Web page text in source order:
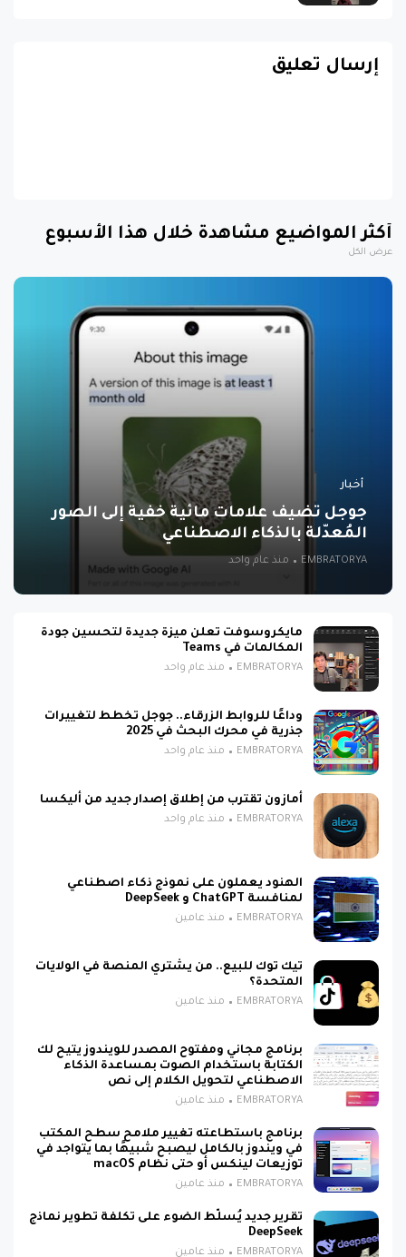
إرسال تعليق
أكثر المواضيع مشاهدة خلال هذا الأسبوع
عرض الكل
أخبار
جوجل تضيف علامات مائية خفية إلى الصور
المُعدّلة بالذكاء الاصطناعي
EMBRATORYA منذ عام واحد
مايكروسوفت تعلن ميزة جديدة لتحسين جودة
المكالمات في Teams
EMBRATORYA منذ عام واحد
وداعًا للروابط الزرقاء.. جوجل تخطط لتغييرات
جذرية في محرك البحث في 2025
EMBRATORYA منذ عام واحد
أمازون تقترب من إطلاق إصدار جديد من أليكسا
EMBRATORYA منذ عام واحد
الهنود يعملون على نموذج ذكاء اصطناعي
لمنافسة ChatGPT و DeepSeek
EMBRATORYA منذ عامين
تيك توك للبيع.. من يشتري المنصة في الولايات
المتحدة؟
EMBRATORYA منذ عامين
برنامج مجاني ومفتوح المصدر للويندوز يتيح لك
الكتابة باستخدام الصوت بمساعدة الذكاء
الاصطناعي لتحويل الكلام إلى نص
EMBRATORYA منذ عامين
برنامج باستطاعته تغيير ملامح سطح المكتب
في ويندوز بالكامل ليصبح شبيهًا بما يتواجد في
توزيعات لينكس أو حتى نظام macOS
EMBRATORYA منذ عامين
تقرير جديد يُسلّط الضوء على تكلفة تطوير نماذج
DeepSeek
EMBRATORYA منذ عامين